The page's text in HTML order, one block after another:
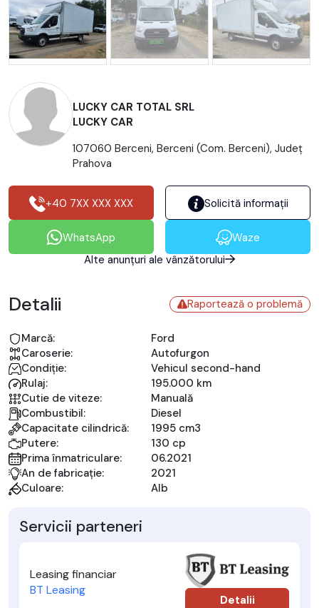
LUCKY CAR TOTAL SRL
LUCKY CAR
107060 Berceni, Berceni (Com. Berceni), Județ
Prahova
+40 7XX XXX XXX Solicită informații
WhatsApp
Waze
Alte anunțuri ale vânzătorului
Detalii Raportează o problemă
Marcă:
Ford
Caroserie:
Autofurgon
Condiție:
Vehicul second-hand
Rulaj:
195.000 km
Cutie de viteze:
Manuală
Combustibil:
Diesel
Capacitate cilindrică:
1995 cm3
Putere:
130 cp
Prima înmatriculare:
06.2021
An de fabricație:
2021
Culoare:
Alb
Servicii parteneri
Leasing financiar
BT Leasing
Detalii